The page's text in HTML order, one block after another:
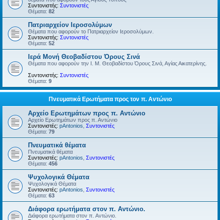
Συντονιστής: Συντονιστές
Θέματα: 82
Πατριαρχείον Ιεροσολύμων
Θέματα που αφορούν το Πατριαρχείον Ιεροσολύμων.
Συντονιστής: Συντονιστές
Θέματα: 52
Ιερά Μονή Θεοβαδίστου Όρους Σινά
Θέματα που αφορούν την Ι. Μ. Θεοβαδίστου Όρους Σινά, Αγίας Αικατερίνης.
Συντονιστής: Συντονιστές
Θέματα: 9
Πνευματικά Ερωτήματα προς τον π. Αντώνιο
Αρχείο Ερωτημάτων προς π. Αντώνιο
Αρχείο Ερωτημάτων προς π. Αντώνιο
Συντονιστές: pAntonios Συντονιστές
Θέματα: 79
Πνευματικά θέματα
Πνευματικά θέματα
Συντονιστές: pAntonios Συντονιστές
Θέματα: 456
Ψυχολογικά Θέματα
Ψυχολογικά Θέματα
Συντονιστές: pAntonios Συντονιστές
Θέματα: 63
Διάφορα ερωτήματα στον π. Αντώνιο.
Διάφορα ερωτήματα στον π. Αντώνιο.